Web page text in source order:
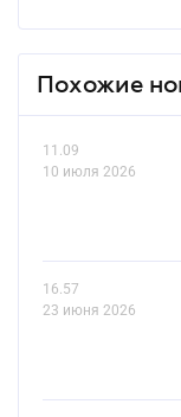
Похожие
11.09
10 июля 2026
16.57
23 июня 2026